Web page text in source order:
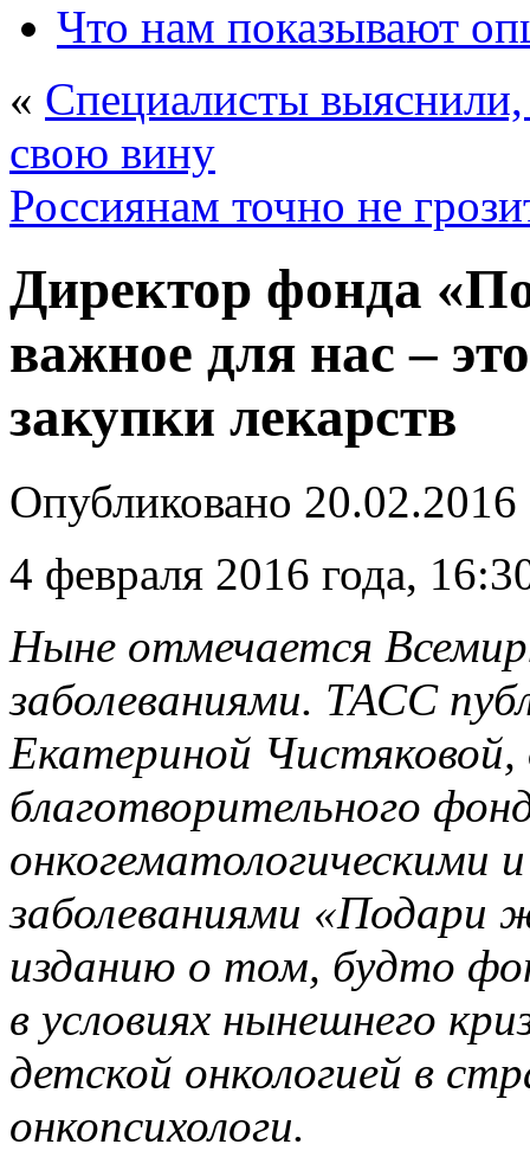
Что нам показывают
« Специалисты
свою вину
Россиянам точно не
Директор фонда
важное для нас –
закупки лекарств
Опубликовано 20.02.2016
4 февраля 2016 года,
Ныне отмечается
заболеваниями. ТАСС
Екатериной
благотворительного
заболеваниями «Подари
изданию о том, будто
в условиях нынешнего
детской онкологией в
онкопсихологи.